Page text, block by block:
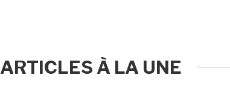
ARTICLES À LA UNE